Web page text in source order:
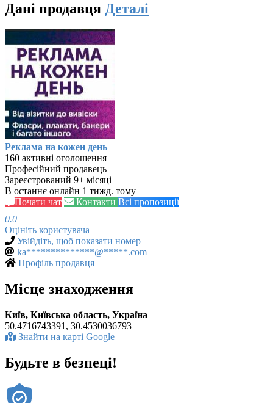
Дані продавця Деталі
Реклама на кожен день
160 активні оголошення
Професійний продавець
Зареєстрований 9+ місяці
В останнє онлайн 1 тижд. тому
Почати чат
Контакти Всі пропозиції
0.0
Оцініть користувача
Увійдіть, щоб показати номер
ka**************@*****.com
Профіль продавця
Місце знаходження
Київ, Київська область, Україна
50.4716743391, 30.4530036793
Знайти на карті Google
Будьте в безпеці!